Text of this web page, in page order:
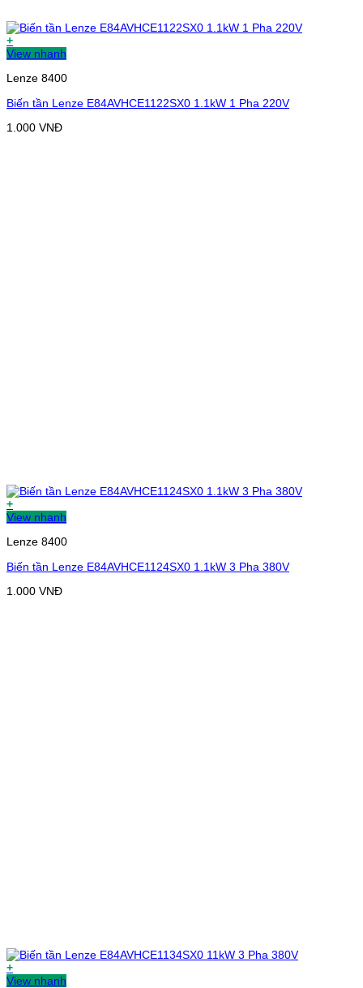
+
View nhanh
Lenze 8400
Biến tần Lenze E84AVHCE1122SX0 1.1kW 1 Pha 220V
1.000 VNĐ
+
View nhanh
Lenze 8400
Biến tần Lenze E84AVHCE1124SX0 1.1kW 3 Pha 380V
1.000 VNĐ
+
View nhanh